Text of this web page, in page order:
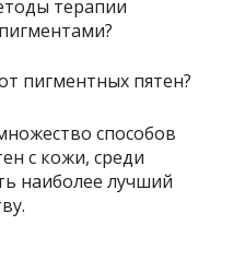
терапии
способов
с кожи, среди
наиболее лучший